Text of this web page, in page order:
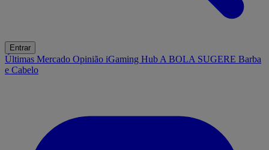
Entrar
Últimas Mercado Opinião iGaming Hub A BOLA SUGERE Barba
e Cabelo